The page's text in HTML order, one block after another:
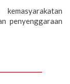
penyenggaraan